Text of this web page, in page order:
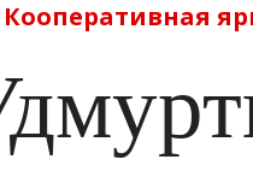
Кооперативная